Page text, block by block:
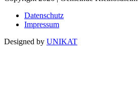
Datenschutz
Impressum
Designed by UNIKAT